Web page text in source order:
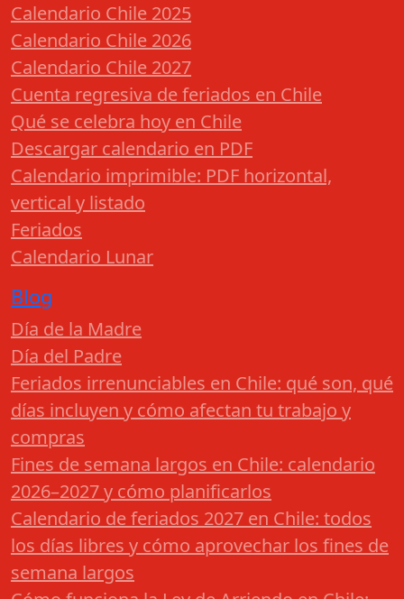
Calendario Chile 2025
Calendario Chile 2026
Calendario Chile 2027
Cuenta regresiva de feriados en Chile
Qué se celebra hoy en Chile
Descargar calendario en PDF
Calendario imprimible: PDF horizontal,
vertical y listado
Feriados
Calendario Lunar
Blog
Día de la Madre
Día del Padre
Feriados irrenunciables en Chile: qué son, qué
días incluyen y cómo afectan tu trabajo y
compras
Fines de semana largos en Chile: calendario
2026–2027 y cómo planificarlos
Calendario de feriados 2027 en Chile: todos
los días libres y cómo aprovechar los fines de
semana largos